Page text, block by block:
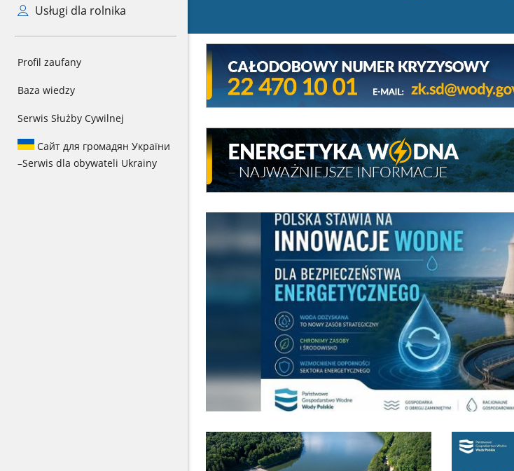
Usługi dla rolnika
Profil zaufany
Baza wiedzy
Serwis Służby Cywilnej
Сайт для громадян України
–Serwis dla obywateli Ukrainy
Mini
baner
Całodowy
numer
kryzysowy
MEW
Energetyka
wodna
najważniejsze